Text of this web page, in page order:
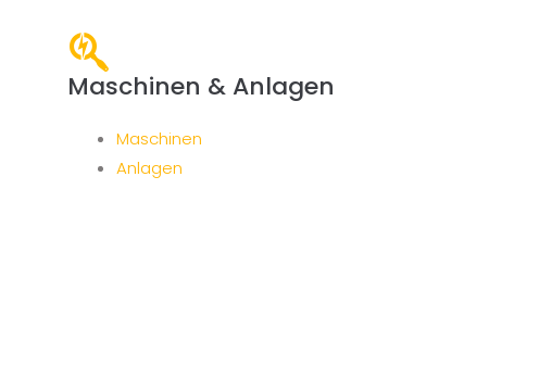
Maschinen & Anlagen
Maschinen
Anlagen